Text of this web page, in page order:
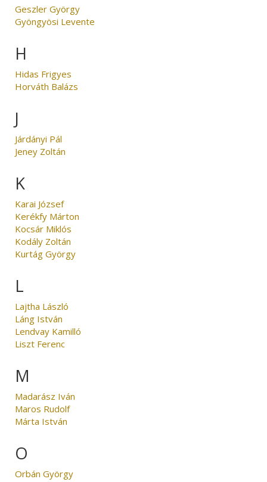
Geszler György
Gyöngyösi Levente
H
Hidas Frigyes
Horváth Balázs
J
Járdányi Pál
Jeney Zoltán
K
Karai József
Kerékfy Márton
Kocsár Miklós
Kodály Zoltán
Kurtág György
L
Lajtha László
Láng István
Lendvay Kamilló
Liszt Ferenc
M
Madarász Iván
Maros Rudolf
Márta István
O
Orbán György